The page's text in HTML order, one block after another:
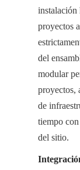
instalación
proyectos
del
modular
proyectos,
de
tiempo
del sitio.